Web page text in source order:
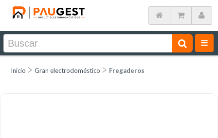
Inicio Gran electrodoméstico Fregaderos